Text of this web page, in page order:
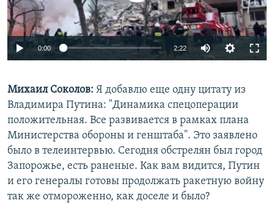
Auto 240p 360p 480p
720p 1080p
0:00 2:22 Auto
360p
480p
1080p
Михаил Соколов: Я добавлю еще одну цитату из
Владимира Путина: "Динамика спецоперации
положительная. Все развивается в рамках плана
Министерства обороны и генштаба". Это заявлено
было в телеинтервью. Сегодня обстрелян был город
Запорожье, есть раненые. Как вам видится, Путин
и его генералы готовы продолжать ракетную войну
так же отмороженно, как доселе и было?